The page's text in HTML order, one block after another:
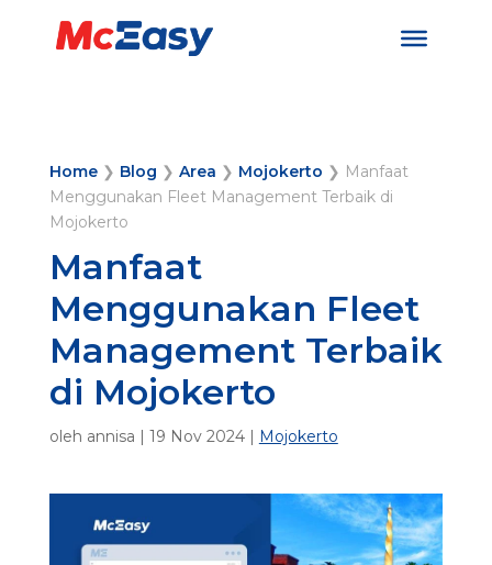
Home❯ Blog ❯ Area ❯ Mojokerto ❯ Manfaat
Menggunakan Fleet Management Terbaik di
Mojokerto
Manfaat
Menggunakan Fleet
Management Terbaik
di Mojokerto
oleh annisa | 19 Nov 2024| Mojokerto